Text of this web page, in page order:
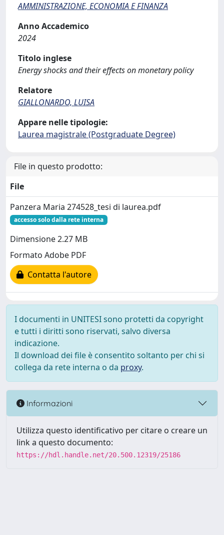
AMMINISTRAZIONE, ECONOMIA E FINANZA
Anno Accademico
2024
Titolo inglese
Energy shocks and their effects on monetary policy
Relatore
GIALLONARDO, LUISA
Appare nelle tipologie:
Laurea magistrale (Postgraduate Degree)
File in questo prodotto:
File
Panzera Maria 274528_tesi di laurea.pdf
accesso solo dalla rete interna
Dimensione 2.27 MB
Formato Adobe PDF
Contatta l'autore
I documenti in UNITESI sono protetti da copyright
e tutti i diritti sono riservati, salvo diversa
indicazione.
Il download dei file è consentito soltanto per chi si
collega da rete interna o da proxy.
Informazioni
Utilizza questo identificativo per citare o creare un
link a questo documento:
https://hdl.handle.net/20.500.12319/25186